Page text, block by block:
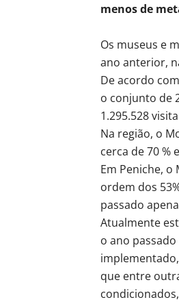
menos de
Os museus e
ano anterior,
De acordo
o conjunto de
1.295.528
Na região, o
cerca de 70 %
Em Peniche,
ordem dos
passado
Atualmente
o ano
que entre